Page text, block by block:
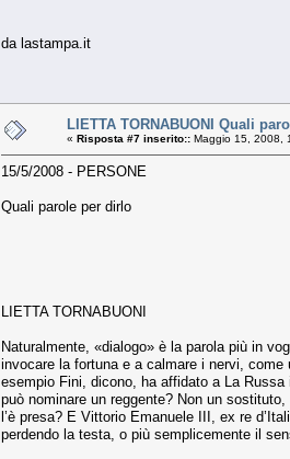
da lastampa.it
LIETTA TORNABUONI Quali
« Risposta #7 inserito:: Maggio 15, 2008,
15/5/2008 - PERSONE
Quali parole per dirlo
LIETTA TORNABUONI
Naturalmente, «dialogo» è la parola più in
invocare la fortuna e a calmare i nervi,
esempio Fini, dicono, ha affidato a La
può nominare un reggente? Non un
l’è presa? E Vittorio Emanuele III, ex re
perdendo la testa, o più semplicemente il